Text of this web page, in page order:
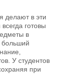
делают в эти
готовы
в
больший
У студентов
при